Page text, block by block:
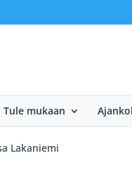
Tule mukaan
Lakaniemi